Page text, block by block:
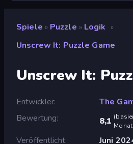
Spiele » Puzzle » Logik »
Unscrew It: Puzzle Game
Unscrew It:
Entwickler
The
Bewertung
8,1 (
Veröffentlicht
Juni